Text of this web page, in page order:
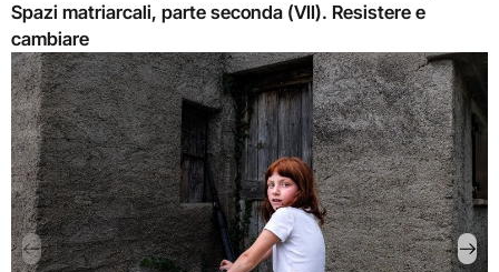
Spazi matriarcali, parte seconda (VII). Resistere e
cambiare